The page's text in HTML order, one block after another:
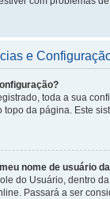
e
toda a sua
topo da página. Este
nome de usuário
do Usuário, dentro
Passará a ser